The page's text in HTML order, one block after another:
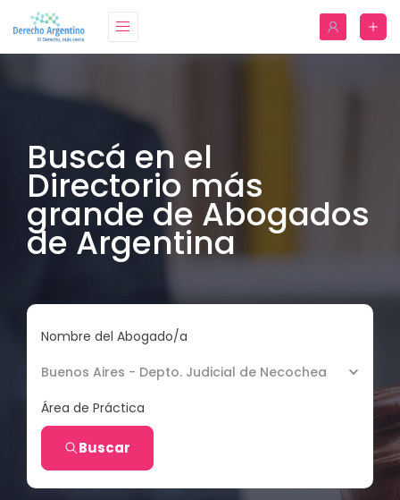
Buscá en el
Directorio más
grande de Abogados
de Argentina
Nombre del Abogado/a
Buenos Aires - Depto. Judicial de Necochea
Área de Práctica
Buscar